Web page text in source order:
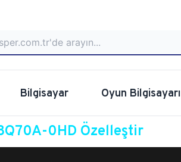
Bilgisayar Oyun Bilgisayarı
0HD Özelleştir